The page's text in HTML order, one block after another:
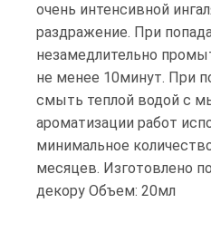
очень интенсивной
раздражение. При
незамедлительно
не менее 10минут. При
смыть теплой водой с
ароматизации работ
минимальное
месяцев. Изготовлено
декору Объем: 20мл